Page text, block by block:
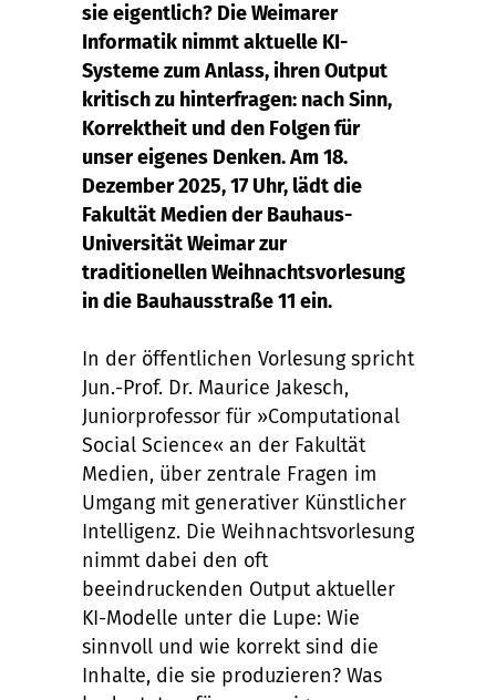
sie eigentlich? Die Weimarer
Informatik nimmt aktuelle KI-
Systeme zum Anlass, ihren Output
kritisch zu hinterfragen: nach Sinn,
Korrektheit und den Folgen für
unser eigenes Denken. Am 18.
Dezember 2025, 17 Uhr, lädt die
Fakultät Medien der Bauhaus-
Universität Weimar zur
traditionellen Weihnachtsvorlesung
in die Bauhausstraße 11 ein.
In der öffentlichen Vorlesung spricht
Jun.-Prof. Dr. Maurice Jakesch,
Juniorprofessor für »Computational
Social Science« an der Fakultät
Medien, über zentrale Fragen im
Umgang mit generativer Künstlicher
Intelligenz. Die Weihnachtsvorlesung
nimmt dabei den oft
beeindruckenden Output aktueller
KI-Modelle unter die Lupe: Wie
sinnvoll und wie korrekt sind die
Inhalte, die sie produzieren? Was